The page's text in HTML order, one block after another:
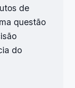
de
questão
do